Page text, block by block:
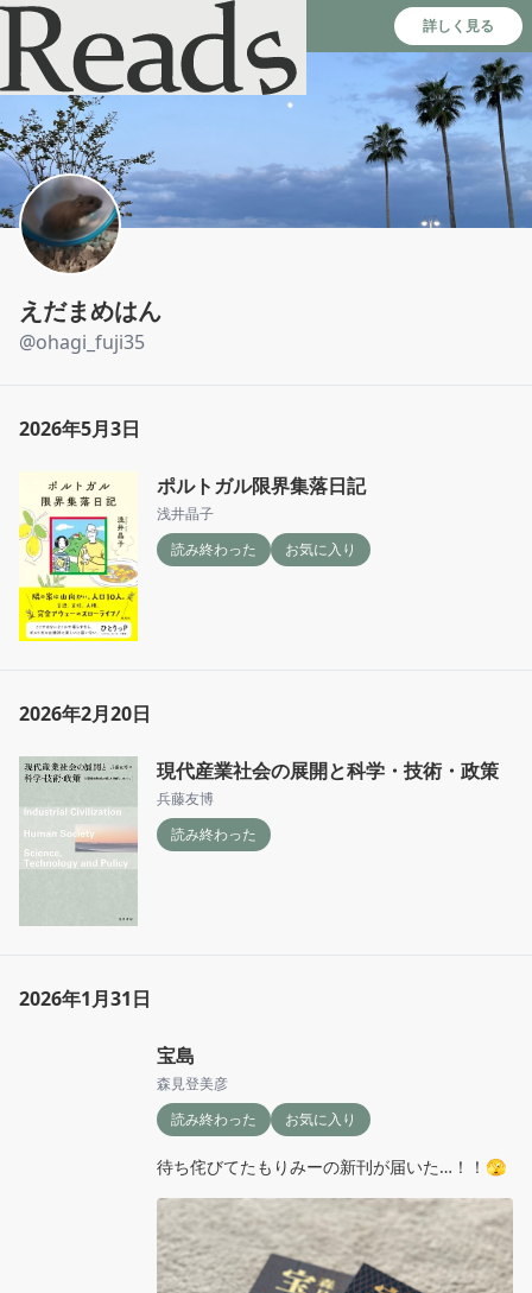
Reads - 読書のSNS＆記録アプリ 詳しく見る
えだまめはん
@ohagi_fuji35
2026年5月3日
ポルトガル限界集落日記
浅井晶子
読み終わった
お気に入り
2026年2月20日
現代産業社会の展開と科学・技術・政策
兵藤友博
読み終わった
2026年1月31日
宝島
森見登美彦
読み終わった
お気に入り
待ち侘びてたもりみーの新刊が届いた…！！🫣